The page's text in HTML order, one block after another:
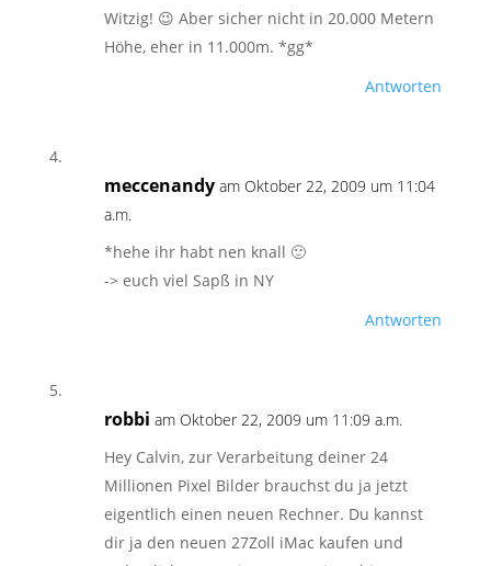
Witzig! 😉 Aber sicher nicht in 20.000 Metern
Höhe, eher in 11.000m. *gg*
Antworten
meccenandy am Oktober 22, 2009 um 11:04
a.m.
*hehe ihr habt nen knall 🙂
-> euch viel Sapß in NY
Antworten
robbi am Oktober 22, 2009 um 11:09 a.m.
Hey Calvin, zur Verarbeitung deiner 24
Millionen Pixel Bilder brauchst du ja jetzt
eigentlich einen neuen Rechner. Du kannst
dir ja den neuen 27Zoll iMac kaufen und